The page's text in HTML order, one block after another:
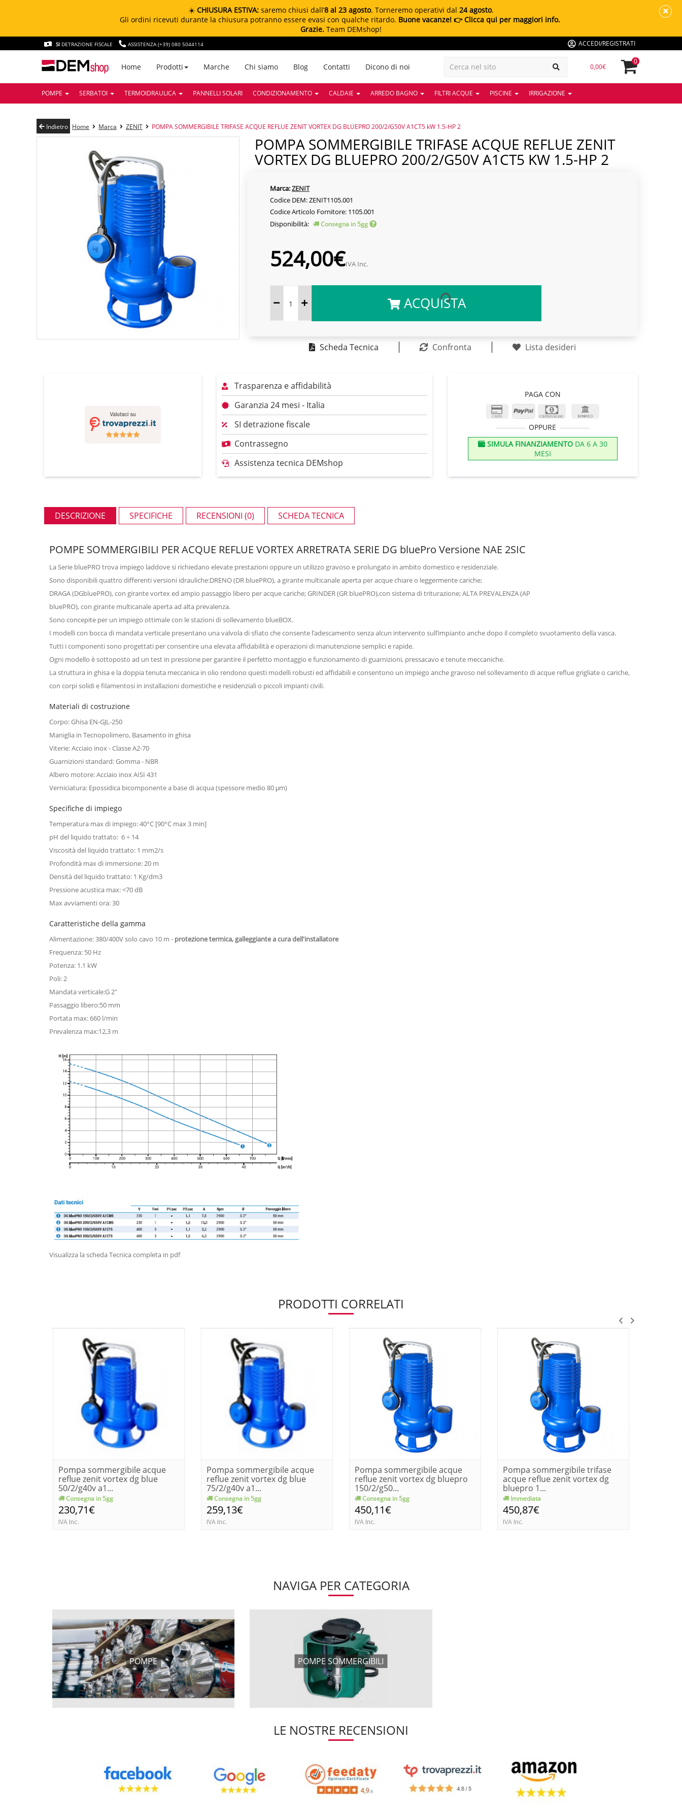
☀️ CHIUSURA ESTIVA: saremo chiusi dall’8 al 23 agosto. Torneremo operativi dal 24 agosto.
Gli ordini ricevuti durante la chiusura potranno essere evasi con qualche ritardo. Buone vacanze! 👉 Clicca qui per maggiori info.
Grazie. Team DEMshop!
SI DETRAZIONE FISCALE ASSISTENZA (+39) 080 5044114 ACCEDI/REGISTRATI
Home Prodotti Marche Chi siamo Blog Contatti Dicono di noi 0,00€
0
POMPE SERBATOI TERMOIDRAULICA PANNELLI SOLARI CONDIZIONAMENTO CALDAIE ARREDO BAGNO FILTRI ACQUE PISCINE IRRIGAZIONE
Indietro Home Marca ZENIT POMPA SOMMERGIBILE TRIFASE ACQUE REFLUE ZENIT VORTEX DG BLUEPRO 200/2/G50V A1CT5 kW 1.5-HP 2
POMPA SOMMERGIBILE TRIFASE ACQUE REFLUE ZENIT
VORTEX DG BLUEPRO 200/2/G50V A1CT5 KW 1.5-HP 2
Marca:ZENIT
Codice DEM: ZENIT1105.001
Codice Articolo Fornitore: 1105.001
Disponibilità:
Consegna in 5gg
524,00€IVA Inc.
ACQUISTA
Scheda Tecnica Confronta Lista desideri
Trasparenza e affidabilità
Garanzia 24 mesi - Italia
SI detrazione fiscale
Contrassegno
Assistenza tecnica DEMshop
PAGA CON
OPPURE
SIMULA FINANZIAMENTODA 6 A 30
MESI
DESCRIZIONE SPECIFICHE RECENSIONI (0) SCHEDA TECNICA
POMPE SOMMERGIBILI PER ACQUE REFLUE VORTEX ARRETRATA SERIE DG bluePro Versione NAE 2SIC
La Serie bluePRO trova impiego laddove si richiedano elevate prestazioni oppure un utilizzo gravoso e prolungato in ambito domestico e residenziale.
Sono disponibili quattro differenti versioni idrauliche:DRENO (DR bluePRO), a girante multicanale aperta per acque chiare o leggermente cariche;
DRAGA (DGbluePRO), con girante vortex ed ampio passaggio libero per acque cariche; GRINDER (GR bluePRO),con sistema di triturazione; ALTA PREVALENZA (AP
bluePRO), con girante multicanale aperta ad alta prevalenza.
Sono concepite per un impiego ottimale con le stazioni di sollevamento blueBOX.
I modelli con bocca di mandata verticale presentano una valvola di sfiato che consente l’adescamento senza alcun intervento sull’impianto anche dopo il completo svuotamento della vasca.
Tutti i componenti sono progettati per consentire una elevata affidabilità e operazioni di manutenzione semplici e rapide.
Ogni modello è sottoposto ad un test in pressione per garantire il perfetto montaggio e funzionamento di guarnizioni, pressacavo e tenute meccaniche.
La struttura in ghisa e la doppia tenuta meccanica in olio rendono questi modelli robusti ed affidabili e consentono un impiego anche gravoso nel sollevamento di acque reflue grigliate o cariche,
con corpi solidi e filamentosi in installazioni domestiche e residenziali o piccoli impianti civili.
Materiali di costruzione
Corpo: Ghisa EN-GJL-250
Maniglia in Tecnopolimero, Basamento in ghisa
Viterie: Acciaio inox - Classe A2-70
Guarnizioni standard: Gomma - NBR
Albero motore: Acciaio inox AISI 431
Verniciatura: Epossidica bicomponente a base di acqua (spessore medio 80 μm)
Specifiche di impiego
Temperatura max di impiego: 40°C [90°C max 3 min]
pH del liquido trattato: 6 ÷ 14
Viscosità del liquido trattato: 1 mm2/s
Profondità max di immersione: 20 m
Densità del liquido trattato: 1 Kg/dm3
Pressione acustica max: <70 dB
Max avviamenti ora: 30
Caratteristiche della gamma
Alimentazione: 380/400V solo cavo 10 m - protezione termica, galleggiante a cura dell'installatore
Frequenza: 50 Hz
Potenza: 1.1 kW
Poli: 2
Mandata verticale:G 2"
Passaggio libero:50 mm
Portata max: 660 l/min
Prevalenza max:12,3 m
Visualizza la scheda Tecnica completa in pdf
PRODOTTI CORRELATI
Pompa sommergibile acque
reflue zenit vortex dg blue
50/2/g40v a1...
Consegna in 5gg
230,71€
IVA Inc.
Pompa sommergibile acque
reflue zenit vortex dg blue
75/2/g40v a1...
Consegna in 5gg
259,13€
IVA Inc.
Pompa sommergibile acque
reflue zenit vortex dg bluepro
150/2/g50...
Consegna in 5gg
450,11€
IVA Inc.
Pompa sommergibile trifase
acque reflue zenit vortex dg
bluepro 1...
Immediata
450,87€
IVA Inc.
NAVIGA PER CATEGORIA
POMPE POMPE SOMMERGIBILI
LE NOSTRE RECENSIONI